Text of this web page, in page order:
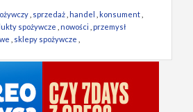
sprzedaż handel konsument
spożywcze nowości
przemysł
sklepy spożywcze